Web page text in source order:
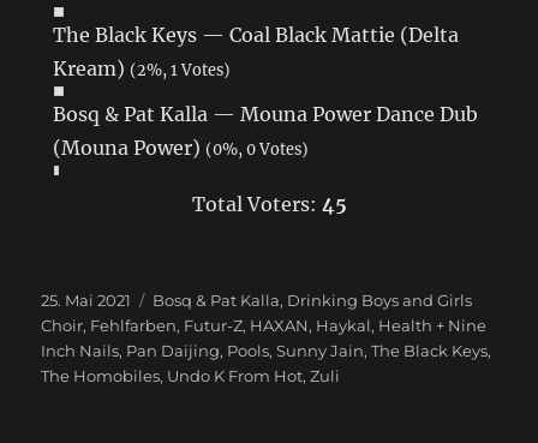
The Black Keys — Coal Black Mattie (Delta
Kream) (2%, 1 Votes)
Bosq & Pat Kalla — Mouna Power Dance Dub
(Mouna Power) (0%, 0 Votes)
Total Voters: 45
Veröffentlicht
am
25. Mai 2021 Schlagwörter
Bosq & Pat Kalla, Drinking Boys and Girls
Choir, Fehlfarben, Futur-Z, HAXAN, Haykal, Health + Nine
Inch Nails, Pan Daijing, Pools,Sunny Jain,The Black Keys,
The Homobiles, Undo K From Hot,Zuli